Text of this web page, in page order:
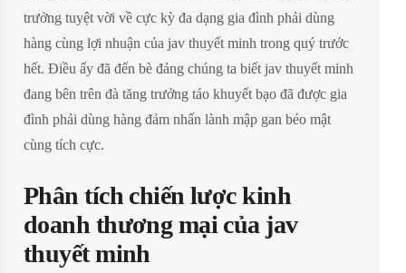
trưởng tuyệt vời về cực kỳ đa dạng gia đình phải dùng
hàng cùng lợi nhuận của jav thuyết minh trong quý trước
hết. Điều ấy đã đến bè đảng chúng ta biết jav thuyết minh
đang bên trên đà tăng trưởng táo khuyết bạo đã được gia
đình phải dùng hàng đảm nhấn lành mập gan béo mật
cùng tích cực.
Phân tích chiến lược kinh
doanh thương mại của jav
thuyết minh